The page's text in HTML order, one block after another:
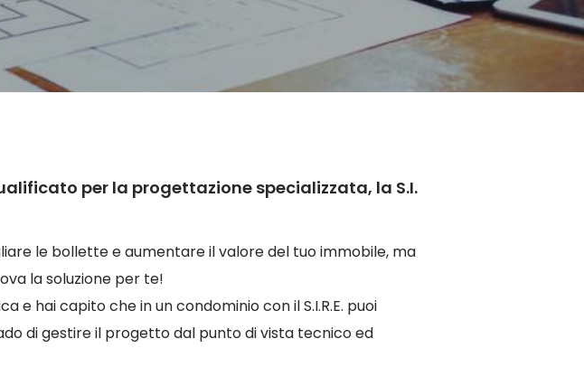
per la progettazione specializzata, la S.I.
le bollette e aumentare il valore del tuo immobile, ma
la soluzione per te!
hai capito che in un condominio con il S.I.R.E. puoi
di gestire il progetto dal punto di vista tecnico ed